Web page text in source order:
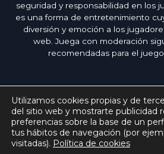
seguridad y responsabilidad en los
es una forma de entretenimiento
diversión y emoción a los
web. Juega con moderación
recomendadas para el
Utilizamos cookies propias y de
del sitio web y mostrarte publicidad
preferencias sobre la base de un
tus hábitos de navegación (por
visitadas). Política de cookies